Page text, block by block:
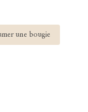
une bougie